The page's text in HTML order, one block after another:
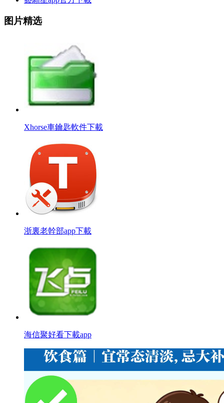
图片精选
Xhorse車鑰匙軟件下載
浙裏老幹部app下載
海信聚好看下載app